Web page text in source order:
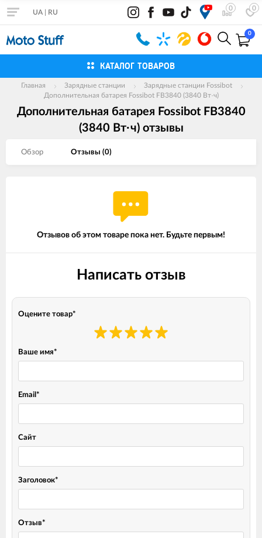
0 0
UA RU
0
КАТАЛОГ ТОВАРОВ
Главная Зарядные станции
Зарядные станции Fossibot
Дополнительная батарея Fossibot FB3840 (3840 Вт·ч)
Дополнительная батарея Fossibot FB3840
(3840 Вт·ч) отзывы
Обзор Отзывы (0)
Отзывов об этом товаре пока нет. Будьте первым!
Написать отзыв
Оцените товар*
Ваше имя*
Email *
Сайт
Заголовок*
Отзыв*